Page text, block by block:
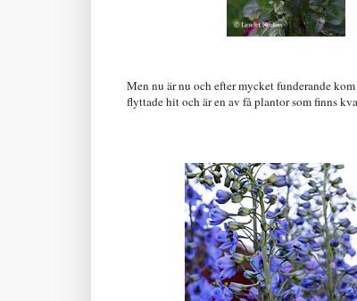
Men nu är nu och efter mycket funderande
flyttade hit och är en av få plantor som finns